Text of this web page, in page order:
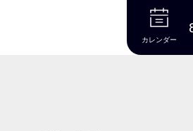
本文へ
カレンダー